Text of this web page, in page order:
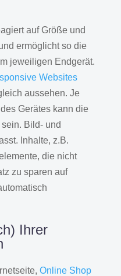
auf Größe und
ermöglicht so die
jeweiligen Endgerät.
Websites
aussehen. Je
Gerätes kann die
Bild- und
Inhalte, z.B.
die nicht
zu sparen auf
Ihrer
Online Shop